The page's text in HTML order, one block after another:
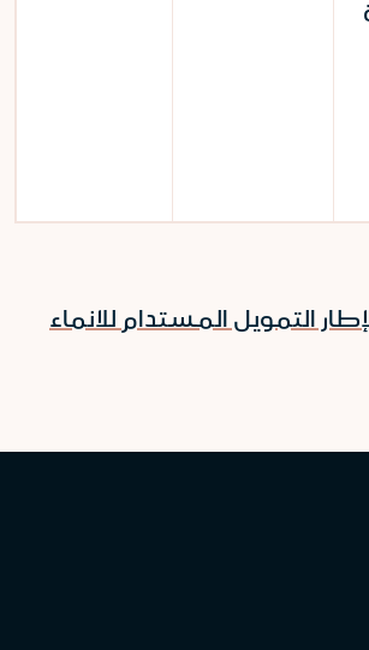
الإطار التمويل المستدام للانماء